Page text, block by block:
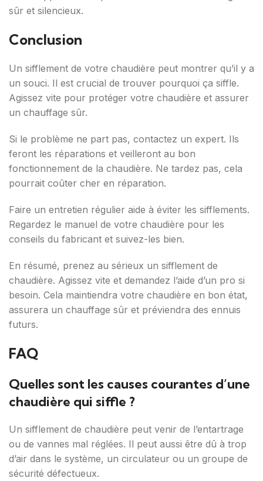
sûr et silencieux.
Conclusion
Un sifflement de votre chaudière peut montrer qu’il y a
un souci. Il est crucial de trouver pourquoi ça siffle.
Agissez vite pour protéger votre chaudière et assurer
un chauffage sûr.
Si le problème ne part pas, contactez un expert. Ils
feront les réparations et veilleront au bon
fonctionnement de la chaudière. Ne tardez pas, cela
pourrait coûter cher en réparation.
Faire un entretien régulier aide à éviter les sifflements.
Regardez le manuel de votre chaudière pour les
conseils du fabricant et suivez-les bien.
En résumé, prenez au sérieux un sifflement de
chaudière. Agissez vite et demandez l’aide d’un pro si
besoin. Cela maintiendra votre chaudière en bon état,
assurera un chauffage sûr et préviendra des ennuis
futurs.
FAQ
Quelles sont les causes courantes d’une
chaudière qui siffle ?
Un sifflement de chaudière peut venir de l’entartrage
ou de vannes mal réglées. Il peut aussi être dû à trop
d’air dans le système, un circulateur ou un groupe de
sécurité défectueux.